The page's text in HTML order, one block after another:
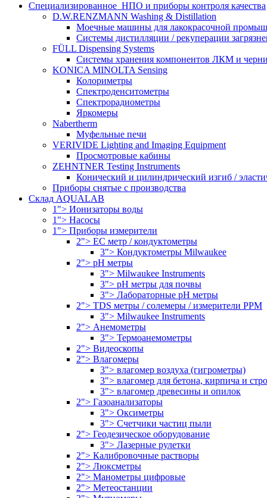
Cпециализированное НПО и приборы контроля качества
D.W.RENZMANN Washing & Distillation
Моечные машины для лакокрасочной
Системы дистилляции / рекуперации
FÜLL Dispensing Systems
Системы хранения компонентов ЛКМ и
KONICA MINOLTA Sensing
Колориметры
Спектроденситометры
Спектрорадиометры
Яркомеры
Nabertherm
Муфельные печи
VERIVIDE Lighting and Imaging Equipment
Просмотровые кабины
ZEHNTNER Testing Instruments
Конический и цилиндрический изгиб /
Приборы снятые с производства
Склад AQUALAB
1"> Ионизаторы воды
1"> Насосы
1"> Приборы измерители
2"> EC метр / кондуктометры
3"> Кондуктометры Milwaukee
2"> pH метры
3"> Milwaukee Instruments
3"> pH метры для почвы
3"> Лабораторные pH метры
2"> TDS метры / солемеры / измерители PPM
3"> Milwaukee Instruments
2"> Анемометры
3"> Термоанемометры
2"> Видеоскопы
2"> Влагомеры
3"> влагомер воздуха (гигрометры)
3"> влагомер для бетона, кирпича и
3"> влагомер древесины и опилок
2"> Газоанализаторы
3"> Оксиметры
3"> Счетчики частиц пыли
2"> Геодезическое оборудование
3"> Лазерные рулетки
2"> Калибровочные растворы
2"> Люксметры
2"> Манометры цифровые
2"> Метеостанции